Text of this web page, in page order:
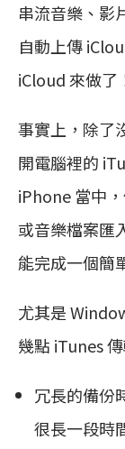
串流音樂、影
自動上傳
iCloud 來做了
事實上，除了
開電腦裡的
iPhone 當中
或音樂檔案匯
能完成一個簡
尤其是
幾點 iTunes
冗長的備份
很長一段時